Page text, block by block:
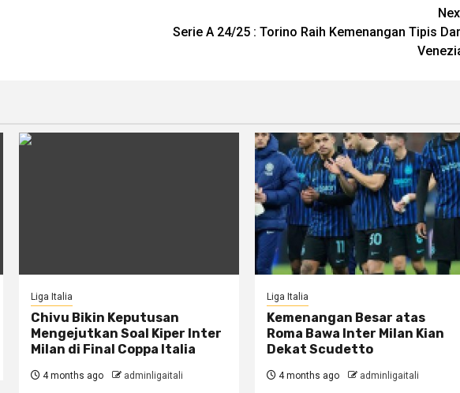
Serie A 24/25 : Torino Raih Kemenangan Tipis
Liga Italia
Chivu Bikin Keputusan
Mengejutkan Soal Kiper Inter
Milan di Final Coppa Italia
4 months ago adminligaitali
Liga Italia
Kemenangan Besar atas
Roma Bawa Inter Milan Kian
Dekat Scudetto
4 months ago adminligaitali